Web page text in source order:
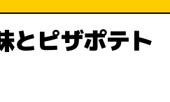
とピザポテト